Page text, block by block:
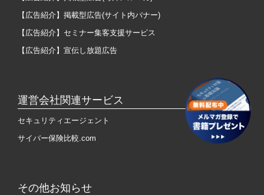
【広告紹介】掲載型広告(サイト内バナー)
【広告紹介】セミナー集客支援サービス
【広告紹介】宣伝し放題広告
運営会社関連サービス
セキュリティエージェント
サイバー保険比較.com
その他お知らせ